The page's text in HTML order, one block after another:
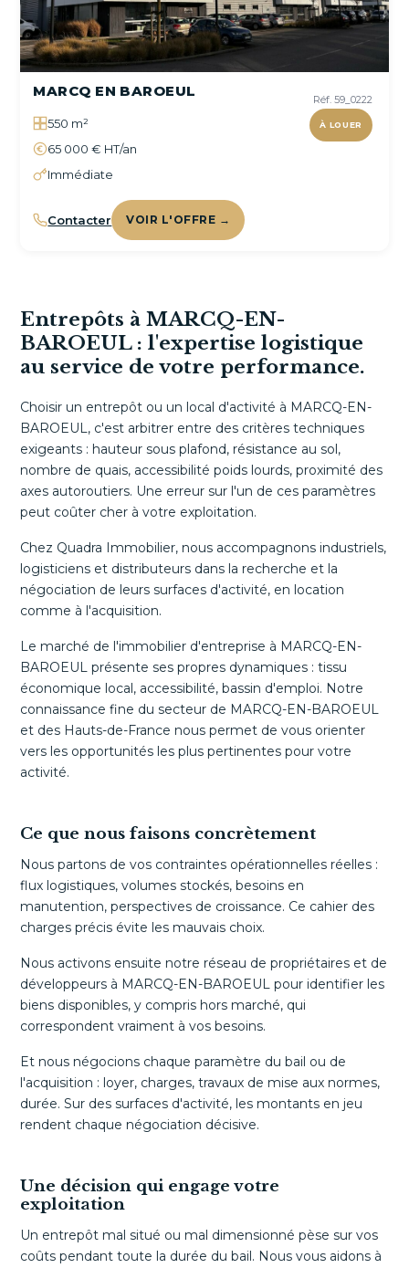
Réf. 59_0222
À LOUER
MARCQ EN BAROEUL
550 m²
65 000 € HT/an
Immédiate
Contacter VOIR L'OFFRE →
Entrepôts à MARCQ-EN-
BAROEUL : l'expertise logistique
au service de votre performance.
Choisir un entrepôt ou un local d'activité à MARCQ-EN-
BAROEUL, c'est arbitrer entre des critères techniques
exigeants : hauteur sous plafond, résistance au sol,
nombre de quais, accessibilité poids lourds, proximité des
axes autoroutiers. Une erreur sur l'un de ces paramètres
peut coûter cher à votre exploitation.
Chez Quadra Immobilier, nous accompagnons industriels,
logisticiens et distributeurs dans la recherche et la
négociation de leurs surfaces d'activité, en location
comme à l'acquisition.
Le marché de l'immobilier d'entreprise à MARCQ-EN-
BAROEUL présente ses propres dynamiques : tissu
économique local, accessibilité, bassin d'emploi. Notre
connaissance fine du secteur de MARCQ-EN-BAROEUL
et des Hauts-de-France nous permet de vous orienter
vers les opportunités les plus pertinentes pour votre
activité.
Ce que nous faisons concrètement
Nous partons de vos contraintes opérationnelles réelles :
flux logistiques, volumes stockés, besoins en
manutention, perspectives de croissance. Ce cahier des
charges précis évite les mauvais choix.
Nous activons ensuite notre réseau de propriétaires et de
développeurs à MARCQ-EN-BAROEUL pour identifier les
biens disponibles, y compris hors marché, qui
correspondent vraiment à vos besoins.
Et nous négocions chaque paramètre du bail ou de
l'acquisition : loyer, charges, travaux de mise aux normes,
durée. Sur des surfaces d'activité, les montants en jeu
rendent chaque négociation décisive.
Une décision qui engage votre
exploitation
Un entrepôt mal situé ou mal dimensionné pèse sur vos
coûts pendant toute la durée du bail. Nous vous aidons à